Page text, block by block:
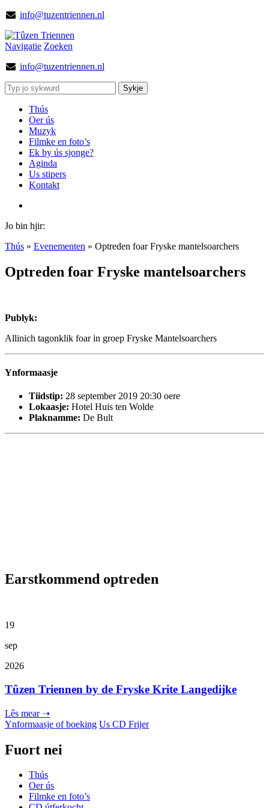
info@tuzentriennen.nl
Navigatie Zoeken
info@tuzentriennen.nl
Thús
Oer ús
Muzyk
Filmke en foto’s
Ek by ús sjonge?
Aginda
Us stipers
Kontakt
Jo bin hjir:
Thús » Evenementen » Optreden foar Fryske mantelsoarchers
Optreden foar Fryske mantelsoarchers
Publyk:
Allinich tagonklik foar in groep Fryske Mantelsoarchers
Ynformaasje
Tiidstip: 28 september 2019 20:30 oere
Lokaasje: Hotel Huis ten Wolde
Plaknamme: De Bult
Earstkommend optreden
19
sep
2026
Tûzen Triennen by de Fryske Krite Langedijke
Lês mear ➝
Ynformaasje of boeking Us CD Frijer
Fuort nei
Thús
Oer ús
Filmke en foto’s